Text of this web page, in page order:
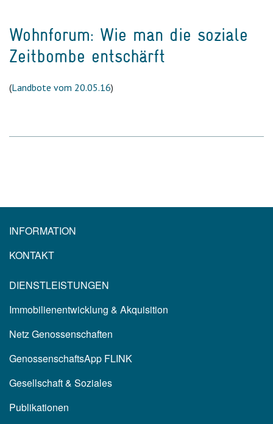
Wohnforum: Wie man die soziale
Zeitbombe entschärft
(Landbote vom 20.05.16)
INFORMATION
KONTAKT
DIENSTLEISTUNGEN
Immobilienentwicklung & Akquisition
Netz Genossenschaften
GenossenschaftsApp FLINK
Gesellschaft & Soziales
Publikationen